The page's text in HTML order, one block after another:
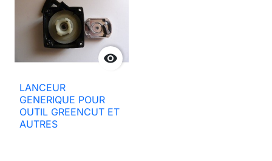

LANCEUR
GENERIQUE POUR
OUTIL GREENCUT ET
AUTRES